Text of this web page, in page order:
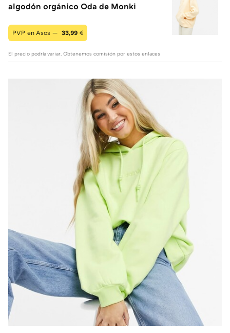
algodón orgánico Oda de Monki
PVP en Asos — 33,99 €
El precio podría variar. Obtenemos comisión por estos enlaces